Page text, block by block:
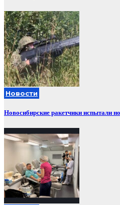
Новости
Новосибирские ракетчики испытали